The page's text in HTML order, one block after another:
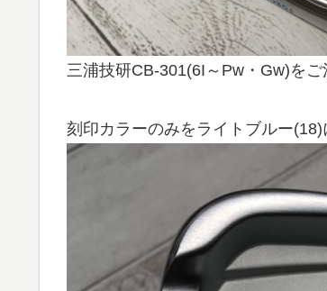
三浦技研CB-301(6I～Pw・Gw)をご
刻印カラーのみをライトブルー